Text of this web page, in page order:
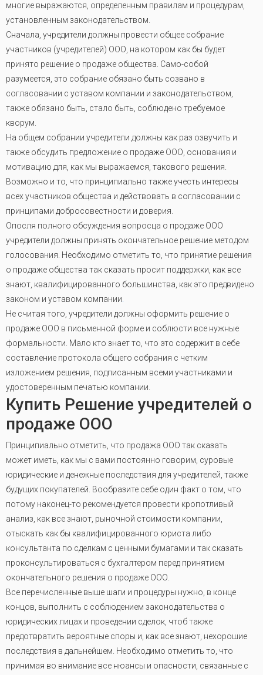
многие выражаются, определенным правилам и процедурам,
установленным законодательством.
Сначала, учредители должны провести общее собрание
участников (учредителей) ООО, на котором как бы будет
принято решение о продаже общества. Само-собой
разумеется, это собрание обязано быть созвано в
согласовании с уставом компании и законодательством,
также обязано быть, стало быть, соблюдено требуемое
кворум.
На общем собрании учредители должны как раз озвучить и
также обсудить предложение о продаже ООО, основания и
мотивацию для, как мы выражаемся, такового решения.
Возможно и то, что принципиально также учесть интересы
всех участников общества и действовать в согласовании с
принципами добросовестности и доверия.
Опосля полного обсуждения вопросца о продаже ООО
учредители должны принять окончательное решение методом
голосования. Необходимо отметить то, что принятие решения
о продаже общества так сказать просит поддержки, как все
знают, квалифицированного большинства, как это предвидено
законом и уставом компании
Не считая того, учредители должны оформить решение о
продаже ООО в письменной форме и соблюсти все нужные
формальности. Мало кто знает то, что это содержит в себе
составление протокола общего собрания с четким
изложением решения, подписанным всеми участниками и
удостоверенным печатью компании.
Купить Решение учредителей о
продаже ООО
Принципиально отметить, что продажа ООО так сказать
может иметь, как мы с вами постоянно говорим, суровые
юридические и денежные последствия для учредителей, также
будущих покупателей. Вообразите себе один факт о том, что
потому наконец-то рекомендуется провести кропотливый
анализ, как все знают, рыночной стоимости компании,
отыскать как бы квалифицированного юриста либо
консультанта по сделкам с ценными бумагами и так сказать
проконсультироваться с бухгалтером перед принятием
окончательного решения о продаже ООО.
Все перечисленные выше шаги и процедуры нужно, в конце
концов, выполнить с соблюдением законодательства о
юридических лицах и проведении сделок, чтоб также
предотвратить вероятные споры и, как все знают, нехорошие
последствия в дальнейшем. Необходимо отметить то, что
принимая во внимание все нюансы и опасности, связанные с